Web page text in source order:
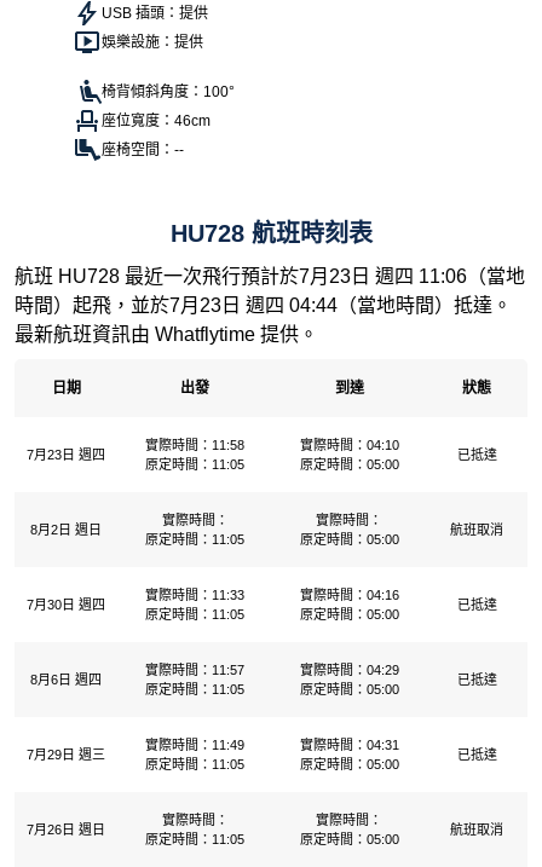
USB 插頭：提供
娛樂設施：提供
椅背傾斜角度：100°
座位寬度：46cm
座椅空間：--
HU728 航班時刻表
航班 HU728 最近一次飛行預計於7月23日 週四 11:06（當地
時間）起飛，並於7月23日 週四 04:44（當地時間）抵達。
最新航班資訊由 Whatflytime 提供。
日期 出發 到達 狀態
7月23日 週四
實際時間：11:58
原定時間：11:05
實際時間：04:10
原定時間：05:00
已抵達
8月2日 週日
實際時間：
原定時間：11:05
實際時間：
原定時間：05:00
航班取消
7月30日 週四
實際時間：11:33
原定時間：11:05
實際時間：04:16
原定時間：05:00
已抵達
8月6日 週四
實際時間：11:57
原定時間：11:05
實際時間：04:29
原定時間：05:00
已抵達
7月29日 週三
實際時間：11:49
原定時間：11:05
實際時間：04:31
原定時間：05:00
已抵達
7月26日 週日
實際時間：
原定時間：11:05
實際時間：
原定時間：05:00
航班取消